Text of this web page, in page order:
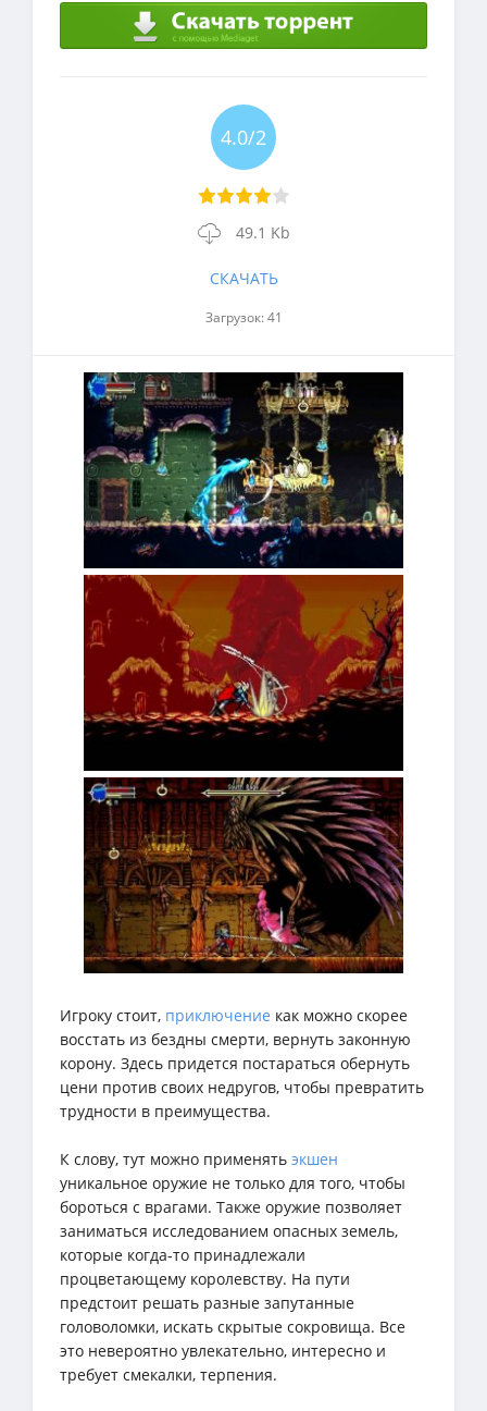
4.0/2
49.1 Kb
СКАЧАТЬ
Загрузок: 41
Игроку стоит, приключение как можно скорее
восстать из бездны смерти, вернуть законную
корону. Здесь придется постараться обернуть
цени против своих недругов, чтобы превратить
трудности в преимущества.
К слову, тут можно применять экшен
уникальное оружие не только для того, чтобы
бороться с врагами. Также оружие позволяет
заниматься исследованием опасных земель,
которые когда-то принадлежали
процветающему королевству. На пути
предстоит решать разные запутанные
головоломки, искать скрытые сокровища. Все
это невероятно увлекательно, интересно и
требует смекалки, терпения.